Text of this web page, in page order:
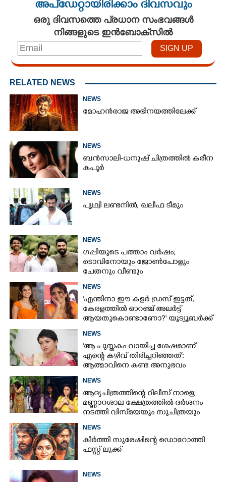
അപ്ഡേറ്റായിരിക്കാം ദിവസവും
ഒരു ദിവസത്തെ പ്രധാന സംഭവങ്ങൾ
നിങ്ങളുടെ ഇൻബോക്സിൽ
RELATED NEWS
NEWS
മോഹൻരാജ അഭിനയത്തിലേക്ക്
NEWS
ബൻസാലി-ധനുഷ് ചിത്രത്തിൽ കരീന
കപൂർ
NEWS
പൃഥ്വി ലണ്ടനിൽ, ഖലീഫ ടീമും
NEWS
ഗപ്പിയുടെ പത്താം വർഷം;​
ടൊവിനോയും ജോൺപോളും
ചേതനും വീണ്ടും
NEWS
'എന്തിനാ ഈ കളർ ഡ്രസ് ഇട്ടത്,
കേരളത്തിൽ ഓറഞ്ച് അല‌ർട്ട്
ആയതുകൊണ്ടാണോ?' യൂട്യൂബർക്ക്
NEWS
'ആ പുസ്തകം വായിച്ച ശേഷമാണ്
എന്റെ കഴിവ് തിരിച്ചറിഞ്ഞത്':
ആത്മാവിനെ കണ്ട അനുഭവം
NEWS
ആദ്യചിത്രത്തിന്റെ റിലീസ് നാളെ;
മണ്ണാറശാല ക്ഷേത്രത്തിൽ ദർശനം
നടത്തി വിസ്‌മയയും സുചിത്രയും
NEWS
കീർത്തി സുരേഷിന്റെ ഡൊറോത്തി
ഫസ്റ്റ് ലുക്ക്
NEWS